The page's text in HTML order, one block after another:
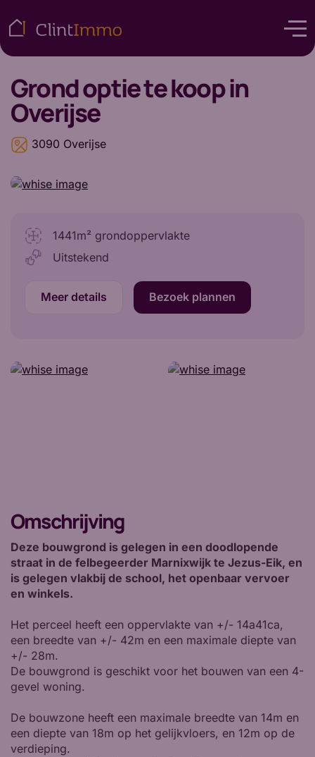
Grondoptie te koop in
Overijse
3090 Overijse
1441m² grondoppervlakte
Uitstekend
Meer details Bezoek plannen
Omschrijving
Deze bouwgrond is gelegen in een doodlopende
straat in de felbegeerder Marnixwijk te Jezus-Eik, en
is gelegen vlakbij de school, het openbaar vervoer
en winkels.
Het perceel heeft een oppervlakte van +/- 14a41ca,
een breedte van +/- 42m en een maximale diepte van
+/- 28m.
De bouwgrond is geschikt voor het bouwen van een 4-
gevel woning.
De bouwzone heeft een maximale breedte van 14m en
een diepte van 18m op het gelijkvloers, en 12m op de
verdieping.